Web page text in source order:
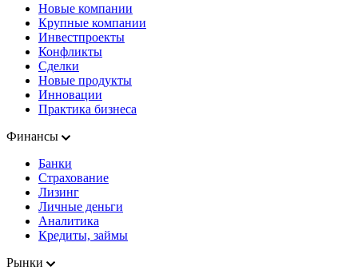
Новые компании
Крупные компании
Инвестпроекты
Конфликты
Сделки
Новые продукты
Инновации
Практика бизнеса
Финансы
Банки
Страхование
Лизинг
Личные деньги
Аналитика
Кредиты, займы
Рынки